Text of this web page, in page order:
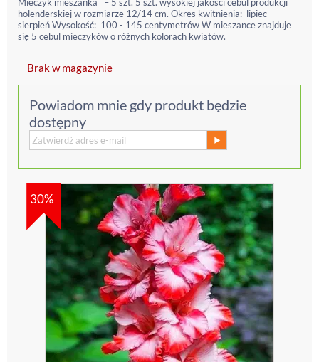
holenderskiej w rozmiarze 12/14 cm. Okres kwitnienia: lipiec -
sierpień Wysokość: 100 - 145 centymetrów W mieszance znajduje
się 5 cebul mieczyków o różnych kolorach kwiatów.
Brak w magazynie
Powiadom mnie gdy produkt będzie
dostępny
30%